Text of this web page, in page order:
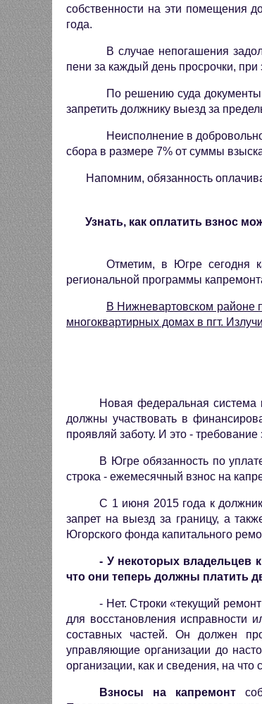
собственности на эти помещения
года.
В случае непогашения
пени за каждый день просрочки,
По решению суда документы
запретить должнику выезд за
Неисполнение в
сбора в размере 7% от суммы
Напомним, обязанность
Узнать, как оплатить взнос
Отметим, в Югре сегодня
региональной программы
В Нижневартовском районе
многоквартирных домах в пгт.
Новая федеральная система
должны участвовать в
проявляй заботу. И это - требование
В Югре обязанность по
строка - ежемесячный взнос на
С 1 июня 2015 года к
запрет на выезд за границу, а
Югорского фонда капитального
- У некоторых владельцев
что они теперь должны платить
- Нет. Строки «текущий
для восстановления исправности
составных частей. Он должен
управляющие организации до
организации, как и сведения, на что
Взносы на капремонт